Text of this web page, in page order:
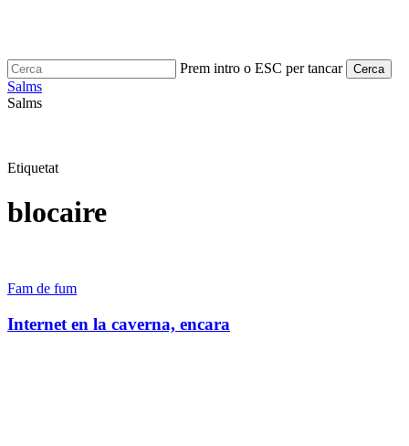
content
Prem intro o ESC per tancar Cerca
Close
Cerca
Salms
search
Menu
Salms
Etiquetat
blocaire
Internet
la
caverna,
Fam de fum
Internet en la caverna, encara